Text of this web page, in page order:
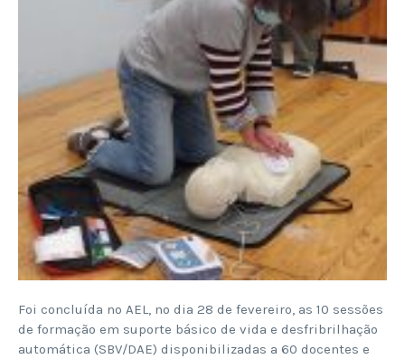
Foi concluída no AEL, no dia 28 de fevereiro, as 10 sessões
de formação em suporte básico de vida e desfribrilhação
automática (SBV/DAE) disponibilizadas a 60 docentes e